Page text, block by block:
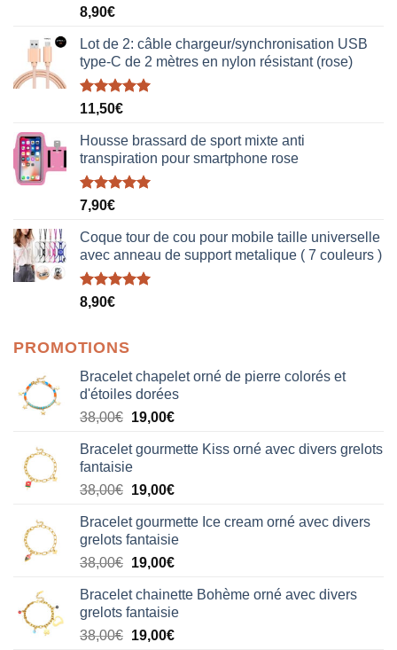
Note5.00
8,90€
Lot de 2: câble chargeur/synchronisation USB
type-C de 2 mètres en nylon résistant (rose)
Note5.00
11,50€
Housse brassard de sport mixte anti
transpiration pour smartphone rose
Note5.00
7,90€
Coque tour de cou pour mobile taille universelle
avec anneau de support metalique ( 7 couleurs )
Note5.00
8,90€
PROMOTIONS
Bracelet chapelet orné de pierre colorés et
d'étoiles dorées
38,00€ Le
initial
était :
38,00€.
19,00€Le
actuel
19,00€.
Bracelet gourmette Kiss orné avec divers grelots
fantaisie
38,00€ Le
initial
était :
38,00€.
19,00€Le
actuel
est :
19,00€.
Bracelet gourmette Ice cream orné avec divers
grelots fantaisie
38,00€ Le
initial
était :
38,00€.
19,00€Le
actuel
est :
19,00€.
Bracelet chainette Bohème orné avec divers
grelots fantaisie
38,00€ Le
19,00€Le